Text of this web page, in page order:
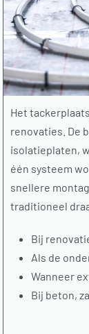
Het
renovaties. De
isolatieplaten,
één systeem
snellere
traditioneel
Bij
Als de
Wanneer
Bij beton,